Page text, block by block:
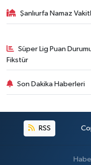
Şanlıurfa Namaz
Süper Lig Puan
Fikstür
Son Dakika Haberleri
RSS